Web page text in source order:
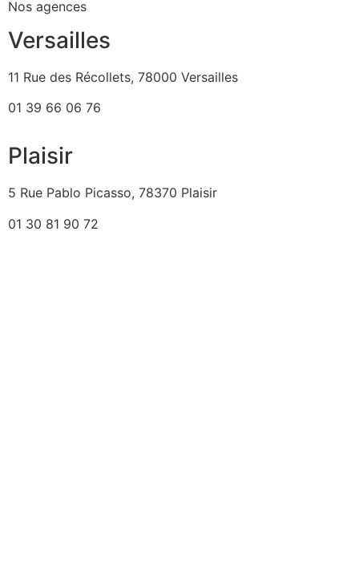
Nos agences
Versailles
11 Rue des Récollets, 78000 Versailles
01 39 66 06 76
Plaisir
5 Rue Pablo Picasso, 78370 Plaisir
01 30 81 90 72